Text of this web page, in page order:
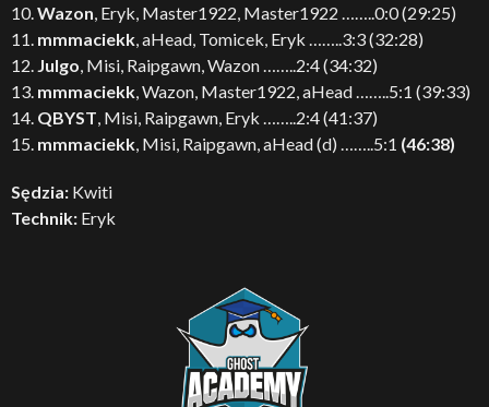
10. Wazon , Eryk, Master1922, Master1922 ……..0:0 (29:25)
11. mmmaciekk , aHead, Tomicek, Eryk ……..3:3 (32:28)
12. Julgo , Misi, Raipgawn, Wazon ……..2:4 (34:32)
13. mmmaciekk , Wazon, Master1922, aHead ……..5:1 (39:33)
14. QBYST , Misi, Raipgawn, Eryk ……..2:4 (41:37)
15. mmmaciekk , Misi, Raipgawn, aHead (d) ……..5:1 (46:38)
Sędzia: Kwiti
Technik: Eryk